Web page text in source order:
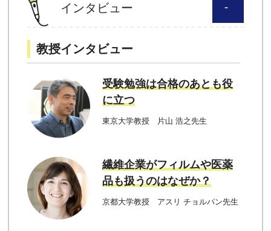
インタビュー
教授インタビュー
受験勉強は合格のあとも役
に立つ
東京大学教授 片山 浩之先生
繊維企業がフィルムや医薬
品も扱うのはなぜか？
京都大学教授 アスリ チョルパン先生